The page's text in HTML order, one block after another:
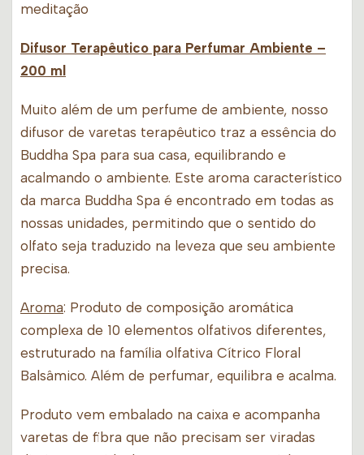
meditação
Difusor Terapêutico para Perfumar Ambiente –
200 ml
Muito além de um perfume de ambiente, nosso
difusor de varetas terapêutico traz a essência do
Buddha Spa para sua casa, equilibrando e
acalmando o ambiente. Este aroma característico
da marca Buddha Spa é encontrado em todas as
nossas unidades, permitindo que o sentido do
olfato seja traduzido na leveza que seu ambiente
precisa.
Aroma: Produto de composição aromática
complexa de 10 elementos olfativos diferentes,
estruturado na família olfativa Cítrico Floral
Balsâmico. Além de perfumar, equilibra e acalma.
Produto vem embalado na caixa e acompanha
varetas de fibra que não precisam ser viradas